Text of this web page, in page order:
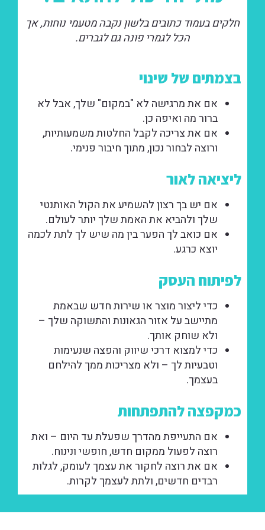
חלקים בעמוד כתובים בלשון נקבה מטעמי נוחות, אך
הכל לגמרי פונה גם לגברים.
בצמתים של שינוי
אם את מרגישה לא "במקום" שלך, אבל לא
ברור מה ואיפה כן.
אם את צריכה לקבל החלטות משמעותיות,
ורוצה לבחור נכון, מתוך חיבור פנימי.
ליציאה לאור
אם יש בך רצון להשמיע את הקול האותנטי
שלך ולהביא את האמת שלך יותר לעולם.
אם כואב לך הפער בין מה שיש לך לתת לכמה
יוצא כרגע.
לפיתוח העסק
כדי ליצור מוצר או שירות חדש שבאמת
מתיישב על אזור הגאונות והתשוקה שלך –
ולא שוחק אותך.
כדי למצוא דרכי שיווק והפצה שנעימות
וטבעיות לך – ולא מצריכות ממך להילחם
בעצמך.
כמקפצה להתפתחות
אם התעייפת מהדרך שפעלת עד היום – ואת
רוצה לפעול ממקום חדש, חופשי ונינוח.
אם את רוצה לחקור את עצמך לעומק, לגלות
רבדים חדשים, ולתת לעצמך לקרות.